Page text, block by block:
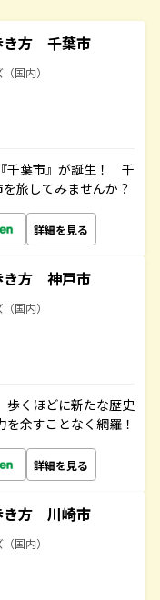
き方 千葉市
国内）
千葉市』が誕生！ 千
旅してみませんか？
詳細を見る
き方 神戸市
国内）
歩くほどに新たな歴史
余すことなく網羅！
詳細を見る
き方 川崎市
国内）